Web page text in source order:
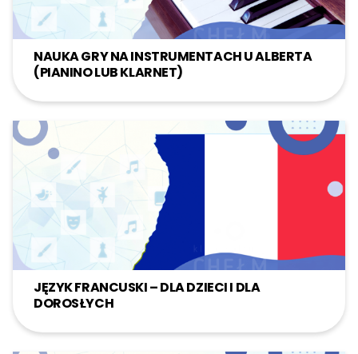
Szukaj:
NAUKA GRY NA INSTRUMENTACH U ALBERTA
(PIANINO LUB KLARNET)
JĘZYK FRANCUSKI – DLA DZIECI I DLA
DOROSŁYCH